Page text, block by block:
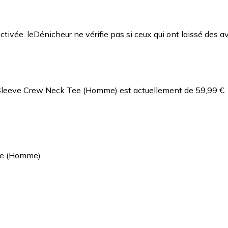
leDénicheur ne vérifie pas si ceux qui ont laissé des
Crew Neck Tee (Homme) est actuellement de 59,99 €.
(Homme)